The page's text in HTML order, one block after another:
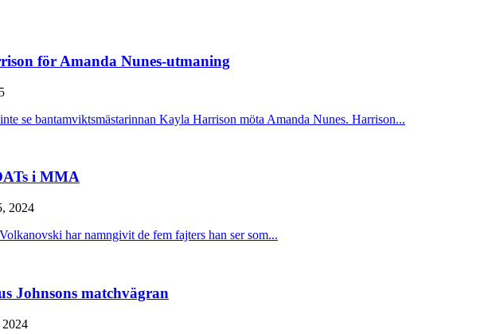
för Amanda Nunes-utmaning
se bantamviktsmästarinnan Kayla Harrison möta Amanda Nunes. Harrison...
i MMA
2024
har namngivit de fem fajters han ser som...
Johnsons matchvägran
2024